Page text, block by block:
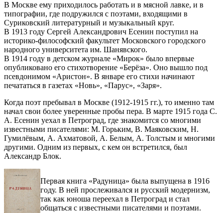
В Москве ему приходилось работать и в мясной лавке, и в
типографии, где подружился с поэтами, входящими в
Суриковский литературный и музыкальный круг.
В 1913 году Сергей Александрович Есенин поступил на
историко-философский факультет Московского городского
народного университета им. Шанявского.
В 1914 году в детском журнале «Мирок» было впервые
опубликовано его стихотворение «Берёза». Оно вышло под
псевдонимом «Аристон». В январе его стихи начинают
печататься в газетах «Новь», «Парус», «Заря».
Когда поэт пребывал в Москве (1912-1915 гг.), то именно там
начал свои более уверенные пробы пера. В марте 1915 года С.
А. Есенин уехал в Петроград, где знакомится со многими
известными писателями: М. Горьким, В. Маяковским, Н.
Гумилёвым, А. Ахматовой, А. Белым, А. Толстым и многими
другими. Одним из первых, с кем он встретился, был
Александр Блок.
Первая книга «Радуница» была выпущена в 1916
году. В ней прослеживался и русский модернизм,
так как юноша переехал в Петроград и стал
общаться с известными писателями и поэтами.